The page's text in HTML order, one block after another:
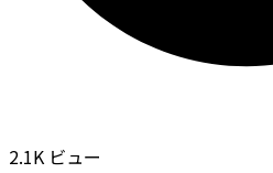
2.1K ビュー